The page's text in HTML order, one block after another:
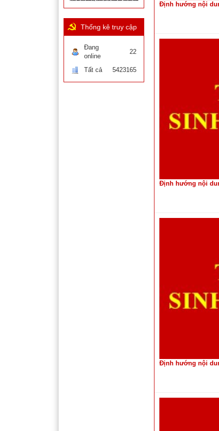
Định hướng nội
Định hướng nội
Định hướng nội
Thống kê truy cập
Đang
online
22
Tất cả 5423165